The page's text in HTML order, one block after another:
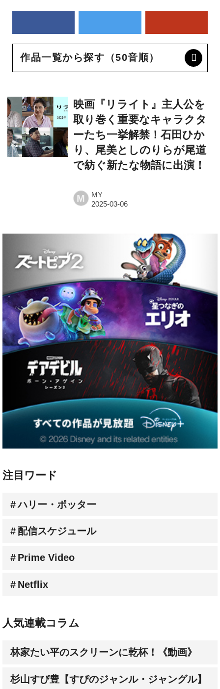
作品一覧から探す（50音順）
ーたち一挙解禁！石田ひか
り、尾美としのりらが尾道
で紡ぐ新たな物語に出演！
M MY
注目ワード
ハリー・ポッター
配信スケジュール
Prime Video
Netflix
林家たい平のスクリーンに乾杯！《動画》
杉山すぴ豊【すぴのジャンル・ジャングル】
3人の批評家が選ぶ【オススメ新作映画】